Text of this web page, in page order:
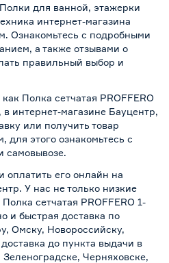
для ванной, этажерки
интернет-магазина
Ознакомьтесь с подробными
а также отзывами о
правильный выбор и
Полка сетчатая PROFFERO
в интернет-магазине Бауцентр,
или получить товар
для этого ознакомьтесь с
самовывозе.
оплатить его онлайн на
У нас не только низкие
сетчатая PROFFERO 1-
и быстрая доставка по
Омску, Новороссийску,
до пункта выдачи в
Черняховске,